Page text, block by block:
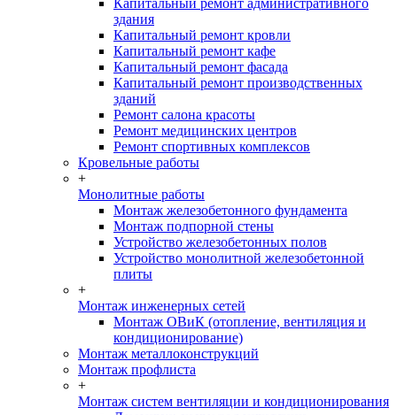
Капитальный ремонт административного
здания
Капитальный ремонт кровли
Капитальный ремонт кафе
Капитальный ремонт фасада
Капитальный ремонт производственных
зданий
Ремонт салона красоты
Ремонт медицинских центров
Ремонт спортивных комплексов
Кровельные работы
+
Монолитные работы
Монтаж железобетонного фундамента
Монтаж подпорной стены
Устройство железобетонных полов
Устройство монолитной железобетонной
плиты
+
Монтаж инженерных сетей
Монтаж ОВиК (отопление, вентиляция и
кондиционирование)
Монтаж металлоконструкций
Монтаж профлиста
+
Монтаж систем вентиляции и кондиционирования